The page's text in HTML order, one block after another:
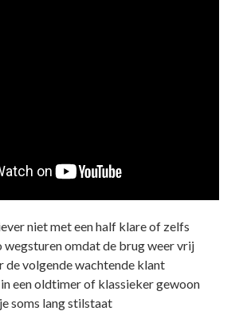
niet met een half klare of zelfs
wegsturen omdat de brug weer vrij
de volgende wachtende klant
een oldtimer of klassieker gewoon
soms lang stilstaat